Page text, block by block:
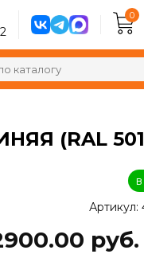
0
(RAL